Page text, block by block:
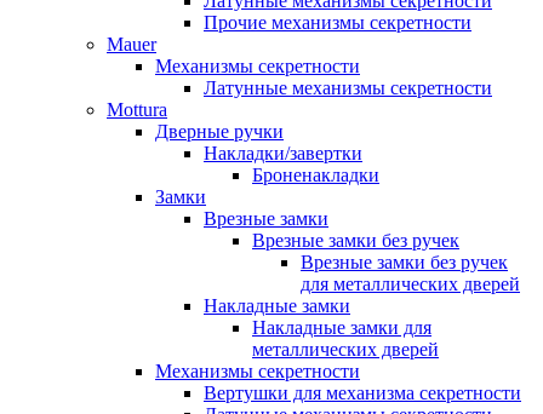
Прочие механизмы секретности
Mauer
Механизмы секретности
Латунные механизмы секретности
Mottura
Дверные ручки
Накладки/завертки
Броненакладки
Замки
Врезные замки
Врезные замки без ручек
Врезные замки без ручек
для металлических дверей
Накладные замки
Накладные замки для
металлических дверей
Механизмы секретности
Вертушки для механизма секретности